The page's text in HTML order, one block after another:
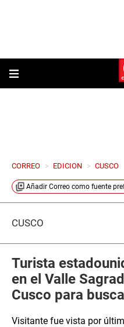
CORREO > EDICION > CUSCO
Añadir Correo como fuente
CUSCO
Turista
en el Valle
Cusco para
Visitante fue vista por